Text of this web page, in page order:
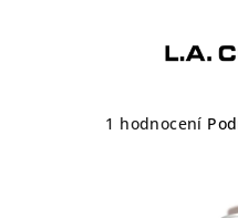
Průměrné
1 hodnocení